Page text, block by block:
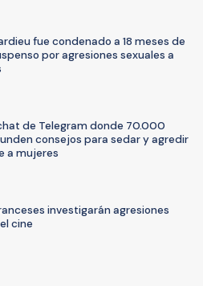
fue condenado a 18 meses de
por agresiones sexuales a
de Telegram donde 70.000
consejos para sedar y agredir
a mujeres
investigarán agresiones
cine